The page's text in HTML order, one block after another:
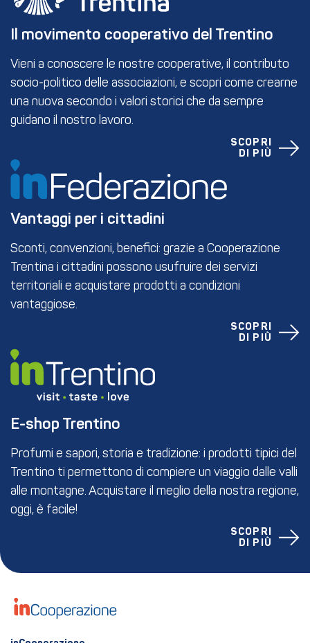
Il movimento cooperativo del Trentino
Vieni a conoscere le nostre cooperative, il contributo
socio-politico delle associazioni, e scopri come crearne
una nuova secondo i valori storici che da sempre
guidano il nostro lavoro.
SCOPRI
DI PIÙ
Vantaggi per i cittadini
Sconti, convenzioni, benefici: grazie a Cooperazione
Trentina i cittadini possono usufruire dei servizi
territoriali e acquistare prodotti a condizioni
vantaggiose.
SCOPRI
DI PIÙ
E-shop Trentino
Profumi e sapori, storia e tradizione: i prodotti tipici del
Trentino ti permettono di compiere un viaggio dalle valli
alle montagne. Acquistare il meglio della nostra regione,
oggi, è facile!
SCOPRI
DI PIÙ